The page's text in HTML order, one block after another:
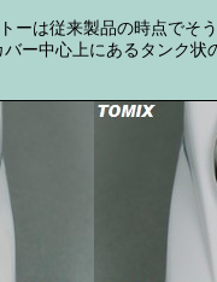
ーは従来製品の時点でそ
ー中心上にあるタンク